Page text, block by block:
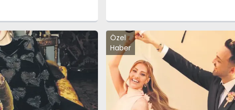
Özel
Haber